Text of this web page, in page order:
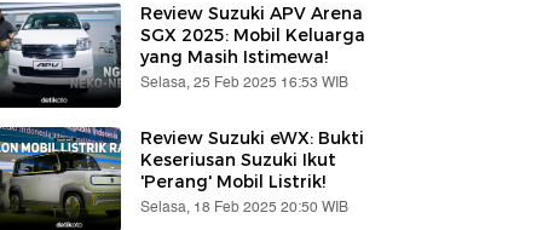
Review Suzuki APV Arena
SGX 2025: Mobil Keluarga
yang Masih Istimewa!
Selasa, 25 Feb 2025 16:53 WIB
Review Suzuki eWX: Bukti
Keseriusan Suzuki Ikut
'Perang' Mobil Listrik!
Selasa, 18 Feb 2025 20:50 WIB